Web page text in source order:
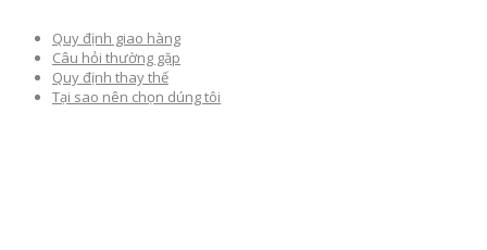
Quy định giao hàng
Câu hỏi thường gặp
Quy định thay thế
Tại sao nên chọn dúng tôi